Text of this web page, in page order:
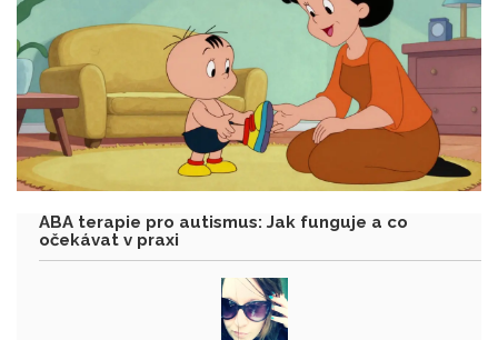
ABA terapie pro autismus: Jak funguje a co
očekávat v praxi